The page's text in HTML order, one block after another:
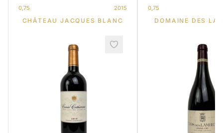
0,75 2015
CHÂTEAU JACQUES BLANC
0,75
DOMAINE DES